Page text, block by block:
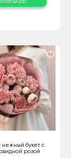
букет с
розой